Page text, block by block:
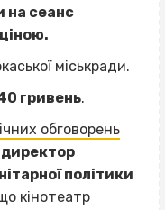
на сеанс
міськради.
гривень.
обговорень
директор
політики
кінотеатр